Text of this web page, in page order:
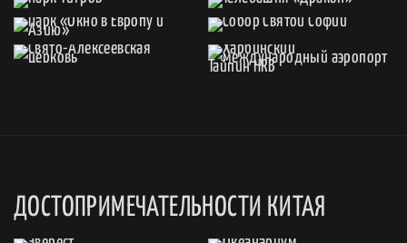
ДОСТОПРИМЕЧАТЕЛЬНОСТИ КИТАЯ